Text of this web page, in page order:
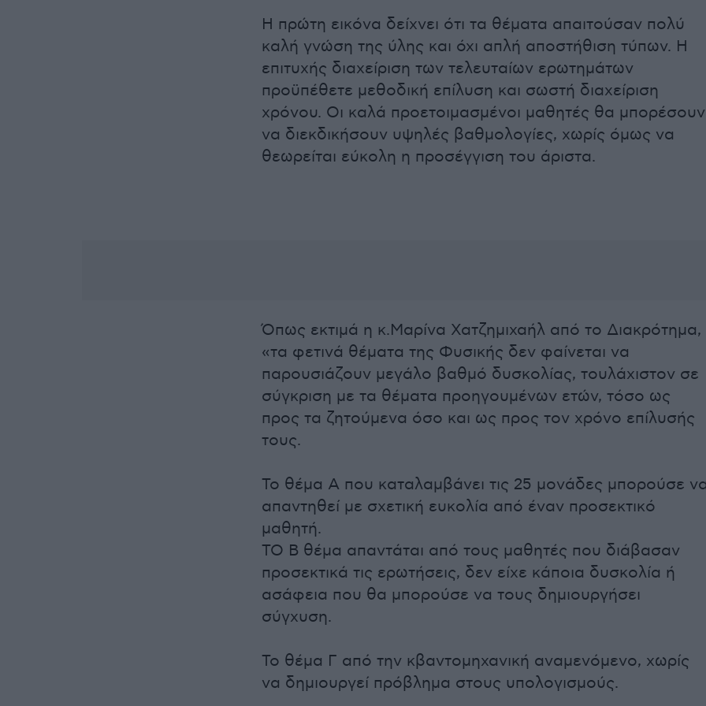
Η πρώτη εικόνα δείχνει ότι τα θέματα απαιτούσαν πολύ
καλή γνώση της ύλης και όχι απλή αποστήθιση τύπων. Η
επιτυχής διαχείριση των τελευταίων ερωτημάτων
προϋπέθετε μεθοδική επίλυση και σωστή διαχείριση
χρόνου. Οι καλά προετοιμασμένοι μαθητές θα μπορέσουν
να διεκδικήσουν υψηλές βαθμολογίες, χωρίς όμως να
θεωρείται εύκολη η προσέγγιση του άριστα.
Όπως εκτιμά η κ.Μαρίνα Χατζημιχαήλ από το Διακρότημα,
«τα φετινά θέματα της Φυσικής δεν φαίνεται να
παρουσιάζουν μεγάλο βαθμό δυσκολίας, τουλάχιστον σε
σύγκριση με τα θέματα προηγουμένων ετών, τόσο ως
προς τα ζητούμενα όσο και ως προς τον χρόνο επίλυσής
τους.
Το θέμα Α που καταλαμβάνει τις 25 μονάδες μπορούσε
απαντηθεί με σχετική ευκολία από έναν προσεκτικό
μαθητή.
ΤΟ Β θέμα απαντάται από τους μαθητές που διάβασαν
προσεκτικά τις ερωτήσεις, δεν είχε κάποια δυσκολία ή
ασάφεια που θα μπορούσε να τους δημιουργήσει
σύγχυση.
Το θέμα Γ από την κβαντομηχανική αναμενόμενο, χωρίς
να δημιουργεί πρόβλημα στους υπολογισμούς.